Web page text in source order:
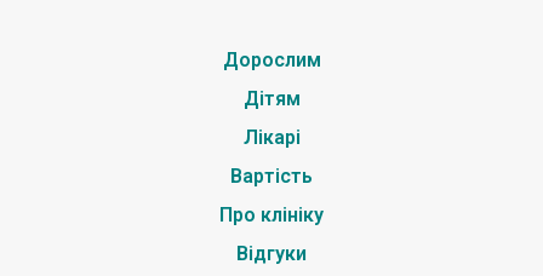
Дорослим
Дітям
Лікарі
Вартість
Про клініку
Відгуки